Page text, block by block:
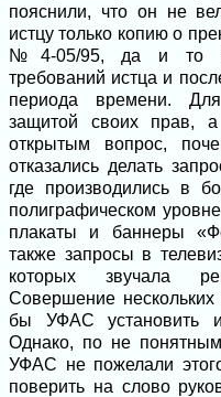
пояснили, что он не
истцу только копию о
№4-05/95, да и то
требований истца и
периода времени.
защитой своих прав,
открытым вопрос,
отказались делать
где производились в
полиграфическом
плакаты и баннеры
также запросы в
которых звучала
Совершение
бы УФАС установить
Однако, по не
УФАС не пожелали
поверить на слово